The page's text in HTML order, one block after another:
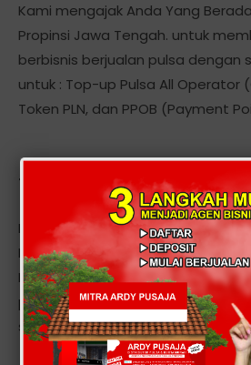
Kami mengajak Anda Yang
Propinsi Jawa Tengah. untuk
berbisnis berjualan pulsa dengan
untuk : Top-up Pulsa All Operator
Token PLN, dan PPOB (Payment
Tentang Kami
Kami adalah server, Distributor,
Elektrik All Operator. Menyediakan
Elektronik dan PPOB dengan
pengisian multi operator,
setiap hari secara realtime.